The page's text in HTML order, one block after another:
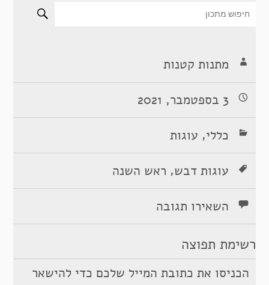
מתנות קטנות
3 בספטמבר, 2021
כללי, עוגות
עוגות דבש, ראש השנה
השאירו תגובה
רשימת תפוצה
הכניסו את כתובת המייל שלכם כדי להישאר